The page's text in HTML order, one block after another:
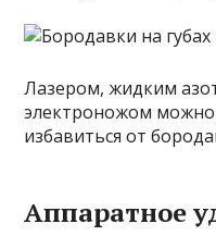
Лазером, жидким
электроножом можно
избавиться от
Аппаратное